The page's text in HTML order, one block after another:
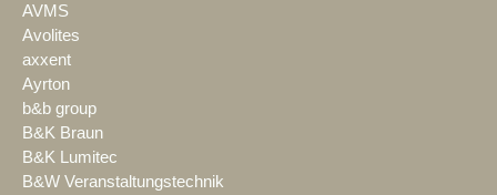
AVMS
Avolites
axxent
Ayrton
b&b group
B&K Braun
B&K Lumitec
B&W Veranstaltungstechnik